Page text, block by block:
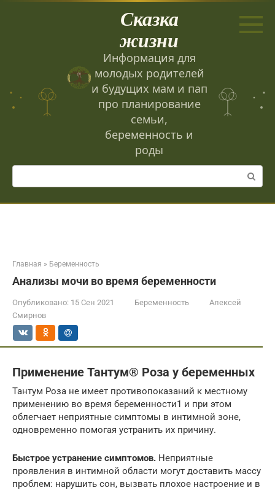
Сказка
жизни
Информация для
молодых родителей
и будущих мам и пап
про планирование
семьи,
беременность и
роды
Поиск:
Главная » Беременность
Анализы мочи во время беременности
Опубликовано: 15 Сен 2021 Беременность
Алексей
Смирнов
Применение Тантум® Роза у беременных
Тантум Роза не имеет противопоказаний к местному
применению во время беременности1 и при этом
облегчает неприятные симптомы в интимной зоне,
одновременно помогая устранить их причину.
Быстрое устранение симптомов. Неприятные
проявления в интимной области могут доставить массу
проблем: нарушить сон, вызвать плохое настроение и в